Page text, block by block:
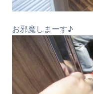
お邪魔しまーす♪